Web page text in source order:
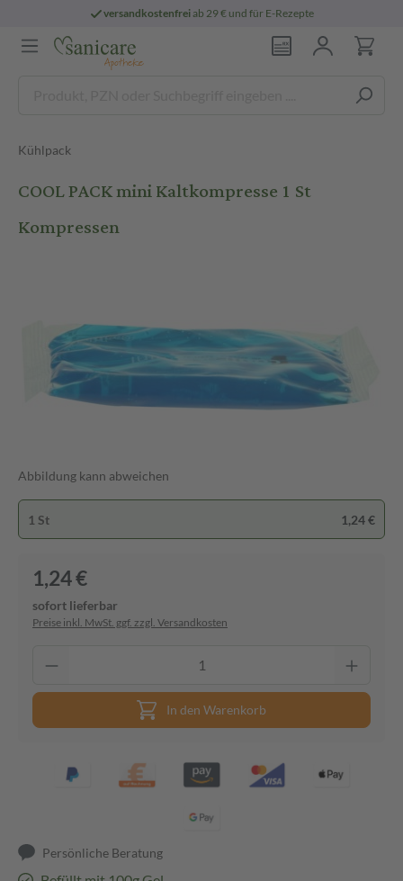
versandkostenfreiab 29 € und für E-Rezepte
Kühlpack
COOL PACK mini Kaltkompresse 1 St
Kompressen
Abbildung kann abweichen
1 St 1,24 €
1,24 €
sofort lieferbar
Preise inkl. MwSt. ggf. zzgl. Versandkosten
In den Warenkorb
Persönliche Beratung